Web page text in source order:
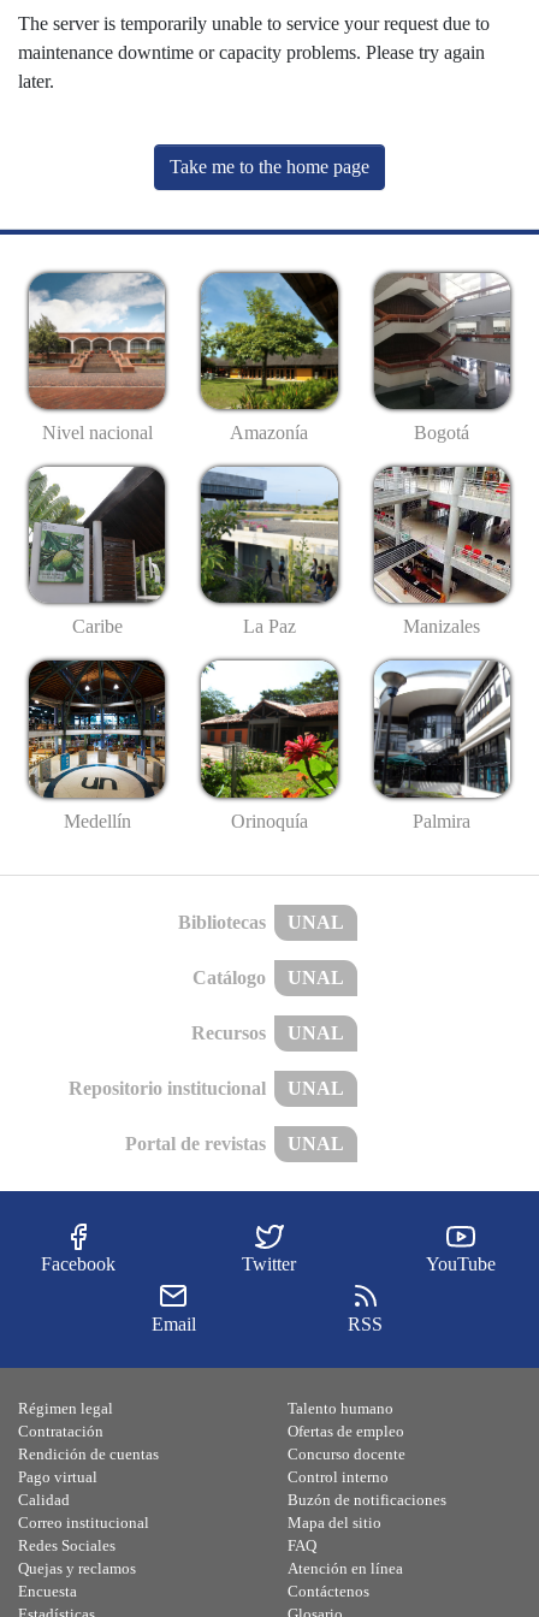
The server is temporarily unable to service your request due to
maintenance downtime or capacity problems. Please try again
later.
Take me to the home page
Nivel nacional Amazonía Bogotá
Caribe La Paz Manizales
Medellín Orinoquía Palmira
Bibliotecas UNAL
Catálogo UNAL
Recursos UNAL
Repositorio institucional UNAL
Portal de revistas UNAL
Facebook Twitter YouTube
Email RSS
Régimen legal
Contratación
Rendición de cuentas
Pago virtual
Calidad
Talento humano
Ofertas de empleo
Concurso docente
Control interno
Buzón de notificaciones
Correo institucional
Redes Sociales
Quejas y reclamos
Encuesta
Mapa del sitio
FAQ
Atención en línea
Contáctenos